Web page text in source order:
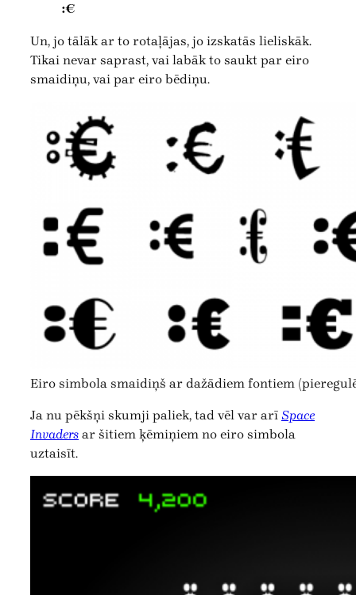
:€
Un, jo tālāk ar to rotaļājas, jo izskatās lieliskāk.
Tikai nevar saprast, vai labāk to saukt par eiro
smaidiņu, vai par eiro bēdiņu.
Eiro simbola smaidiņš ar dažādiem fontiem
Ja nu pēkšņi skumji paliek, tad vēl var arī Space
Invaders ar šitiem ķēmiņiem no eiro simbola
uztaisīt.